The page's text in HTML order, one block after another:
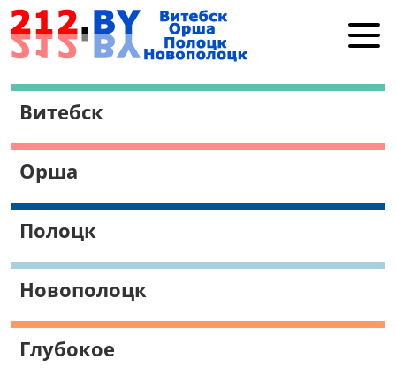
Витебск
Полоцк
Работа в Витебске
Витебск
Орша
Полоцк
Новополоцк
Глубокое